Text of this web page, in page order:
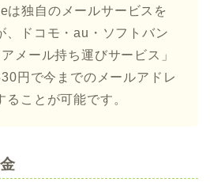
は独自のメールサービスを
、ドコモ・au・ソフトバン
メール持ち運びサービス」
円で今までのメールアドレ
ことが可能です。